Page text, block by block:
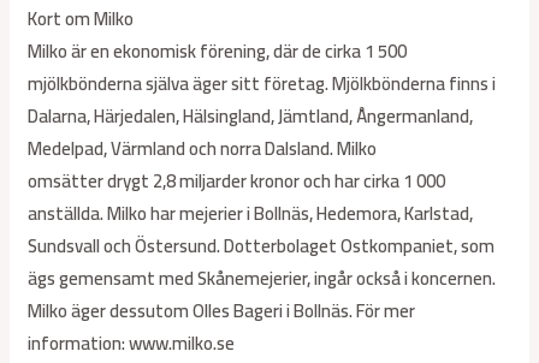
Kort om Milko
Milko är en ekonomisk förening, där de cirka 1 500
mjölkbönderna själva äger sitt företag. Mjölkbönderna finns i
Dalarna, Härjedalen, Hälsingland, Jämtland, Ångermanland,
Medelpad, Värmland och norra Dalsland. Milko
omsätter drygt 2,8 miljarder kronor och har cirka 1 000
anställda. Milko har mejerier i Bollnäs, Hedemora, Karlstad,
Sundsvall och Östersund. Dotterbolaget Ostkompaniet, som
ägs gemensamt med Skånemejerier, ingår också i koncernen.
Milko äger dessutom Olles Bageri i Bollnäs. För mer
information: www.milko.se